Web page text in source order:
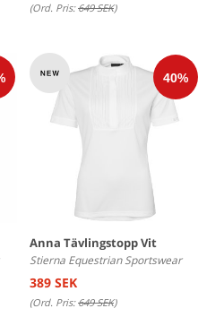
(Ord. Pris:649 SEK)
Anna Tävlingstopp Vit
Stierna Equestrian Sportswear
389 SEK
(Ord. Pris:649 SEK)